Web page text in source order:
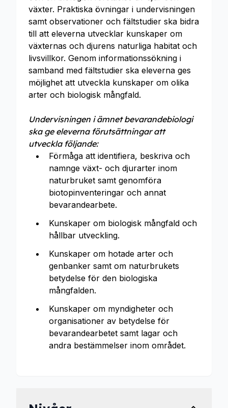
växter. Praktiska övningar i undervisningen
samt observationer och fältstudier ska bidra
till att eleverna utvecklar kunskaper om
växternas och djurens naturliga habitat och
livsvillkor. Genom informationssökning i
samband med fältstudier ska eleverna ges
möjlighet att utveckla kunskaper om olika
arter och biologisk mångfald.
Undervisningen i ämnet bevarandebiologi
ska ge eleverna förutsättningar att
utveckla följande:
Förmåga att identifiera, beskriva och
namnge växt- och djurarter inom
naturbruket samt genomföra
biotopinventeringar och annat
bevarandearbete.
Kunskaper om biologisk mångfald och
hållbar utveckling.
Kunskaper om hotade arter och
genbanker samt om naturbrukets
betydelse för den biologiska
mångfalden.
Kunskaper om myndigheter och
organisationer av betydelse för
bevarandearbetet samt lagar och
andra bestämmelser inom området.